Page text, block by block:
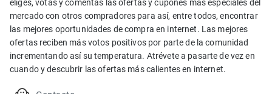
eliges, votas y comentas las ofertas y cupones más especiales del
mercado con otros compradores para así, entre todos, encontrar
las mejores oportunidades de compra en internet. Las mejores
ofertas reciben más votos positivos por parte de la comunidad
incrementando así su temperatura. Atrévete a pasarte de vez en
cuando y descubrir las ofertas más calientes en internet.